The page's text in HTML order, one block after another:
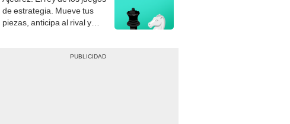
piezas, anticipa al rival y
consigue el jaque mate.